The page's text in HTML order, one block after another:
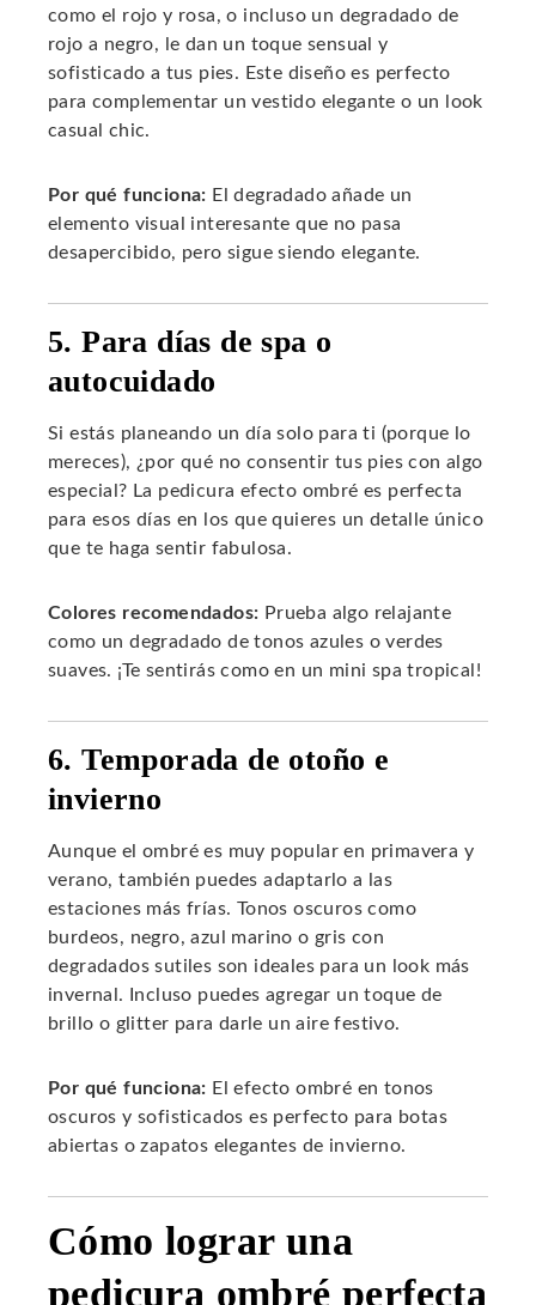
como el rojo y rosa, o incluso un degradado de
rojo a negro, le dan un toque sensual y
sofisticado a tus pies. Este diseño es perfecto
para complementar un vestido elegante o un look
casual chic.
Por qué funciona: El degradado añade un
elemento visual interesante que no pasa
desapercibido, pero sigue siendo elegante.
5. Para días de spa o
autocuidado
Si estás planeando un día solo para ti (porque lo
mereces), ¿por qué no consentir tus pies con algo
especial? La pedicura efecto ombré es perfecta
para esos días en los que quieres un detalle único
que te haga sentir fabulosa.
Colores recomendados: Prueba algo relajante
como un degradado de tonos azules o verdes
suaves. ¡Te sentirás como en un mini spa tropical!
6. Temporada de otoño e
invierno
Aunque el ombré es muy popular en primavera y
verano, también puedes adaptarlo a las
estaciones más frías. Tonos oscuros como
burdeos, negro, azul marino o gris con
degradados sutiles son ideales para un look más
invernal. Incluso puedes agregar un toque de
brillo o glitter para darle un aire festivo.
Por qué funciona: El efecto ombré en tonos
oscuros y sofisticados es perfecto para botas
abiertas o zapatos elegantes de invierno.
Cómo lograr una
pedicura ombré perfecta